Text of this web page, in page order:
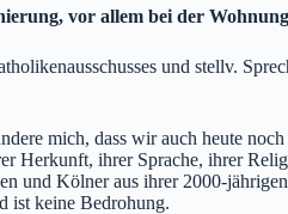
vor allem bei der
und stellv.
mich, dass wir auch heute
Herkunft, ihrer Sprache, ihrer
und Kölner aus ihrer 2000-
ist keine Bedrohung.